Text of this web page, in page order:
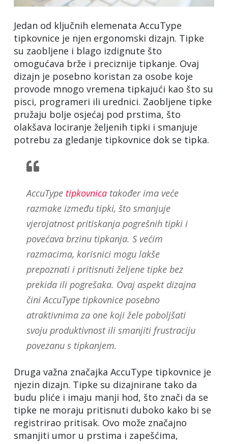
Jedan od ključnih elemenata AccuType
tipkovnice je njen ergonomski dizajn. Tipke
su zaobljene i blago izdignute što
omogućava brže i preciznije tipkanje. Ovaj
dizajn je posebno koristan za osobe koje
provode mnogo vremena tipkajući kao što su
pisci, programeri ili urednici. Zaobljene tipke
pružaju bolje osjećaj pod prstima, što
olakšava lociranje željenih tipki i smanjuje
potrebu za gledanje tipkovnice dok se tipka.
AccuType tipkovnica također ima veće
razmake između tipki, što smanjuje
vjerojatnost pritiskanja pogrešnih tipki i
povećava brzinu tipkanja. S većim
razmacima, korisnici mogu lakše
prepoznati i pritisnuti željene tipke bez
prekida ili pogrešaka. Ovaj aspekt dizajna
čini AccuType tipkovnice posebno
atraktivnima za one koji žele poboljšati
svoju produktivnost ili smanjiti frustraciju
povezanu s tipkanjem.
Druga važna značajka AccuType tipkovnice je
njezin dizajn. Tipke su dizajnirane tako da
budu pliće i imaju manji hod, što znači da se
tipke ne moraju pritisnuti duboko kako bi se
registrirao pritisak. Ovo može značajno
smanjiti umor u prstima i zapešćima,